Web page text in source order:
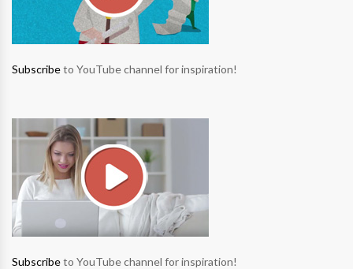
Subscribeto YouTube channel for inspiration!
Subscribeto YouTube channel for inspiration!